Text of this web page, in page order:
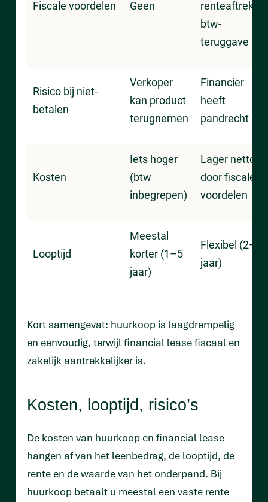
Fiscale voordelen Geen
renteaftrek,
btw-
teruggave
Risico bij niet-
betalen
Verkoper
kan product
terugnemen
Financier
heeft
pandrecht
Kosten
Iets hoger
(btw
inbegrepen)
Lager netto
door fiscale
voordelen
Looptijd
Meestal
korter (1–5
jaar)
Flexibel (2–7
jaar)
Kort samengevat: huurkoop is laagdrempelig
en eenvoudig, terwijl financial lease fiscaal en
zakelijk aantrekkelijker is.
Kosten, looptijd, risico’s
De kosten van huurkoop en financial lease
hangen af van het leenbedrag, de looptijd, de
rente en de waarde van het onderpand. Bij
huurkoop betaalt u meestal een vaste rente